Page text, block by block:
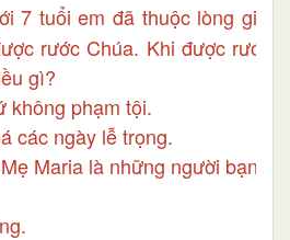
7 tuổi em đã thuộc lòng giáo
rước Chúa. Khi được rước
gì?
không phạm tội.
các ngày lễ trọng.
Maria là những người bạn